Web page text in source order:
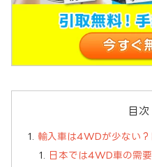
目次
輸入車は4WDが少ない？
日本では4WD車の需